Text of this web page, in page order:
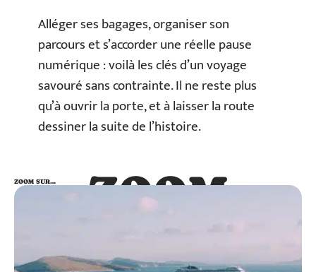
Alléger ses bagages, organiser son
parcours et s’accorder une réelle pause
numérique : voilà les clés d’un voyage
savouré sans contrainte. Il ne reste plus
qu’à ouvrir la porte, et à laisser la route
dessiner la suite de l’histoire.
ZOOM
SUR…
ZOOM SUR…